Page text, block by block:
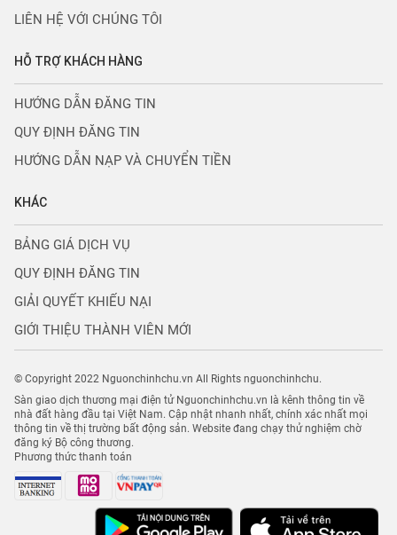
LIÊN HỆ VỚI CHÚNG TÔI
HỖ TRỢ KHÁCH HÀNG
HƯỚNG DẪN ĐĂNG TIN
QUY ĐỊNH ĐĂNG TIN
HƯỚNG DẪN NẠP VÀ CHUYỂN TIỀN
KHÁC
BẢNG GIÁ DỊCH VỤ
QUY ĐỊNH ĐĂNG TIN
GIẢI QUYẾT KHIẾU NẠI
GIỚI THIỆU THÀNH VIÊN MỚI
© Copyright 2022 Nguonchinhchu.vn All Rights nguonchinhchu.
Sàn giao dịch thương mại điện tử Nguonchinhchu.vn là kênh thông tin về
nhà đất hàng đầu tại Việt Nam. Cập nhật nhanh nhất, chính xác nhất mọi
thông tin về thị trường bất động sản. Website đang chạy thử nghiệm chờ
đăng ký Bộ công thương.
Phương thức thanh toán